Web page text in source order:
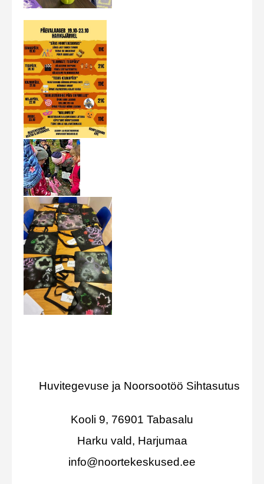
Huvitegevuse ja Noorsootöö Sihtasutus
Kooli 9, 76901 Tabasalu
Harku vald, Harjumaa
info@noortekeskused.ee